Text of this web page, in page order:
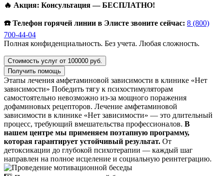
🔥 Акция: Консультация — БЕСПЛАТНО!
☎️ Телефон горячей линии в Элисте звоните сейчас: 8 (800)
700-44-04
Полная конфиденциальность. Без учета. Любая сложность.
Стоимость услуг от 100000 руб.
Получить помощь
Этапы лечения амфетаминовой зависимости в клинике «Нет
зависимости» Победить тягу к психостимуляторам
самостоятельно невозможно из-за мощного поражения
дофаминовых рецепторов. Лечение амфетаминовой
зависимости в клинике «Нет зависимости» — это длительный
процесс, требующий вмешательства профессионалов. В
нашем центре мы применяем поэтапную программу,
которая гарантирует устойчивый результат. От
детоксикации до глубокой психотерапии — каждый шаг
направлен на полное исцеление и социальную реинтеграцию.